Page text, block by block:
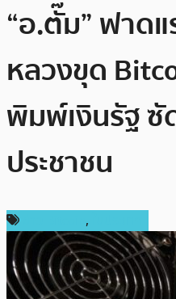
“อ.ตั๊ม” ฟาดแ
หลวงขุด
พิมพ์เงินรัฐ ซั
ประชาชน
,